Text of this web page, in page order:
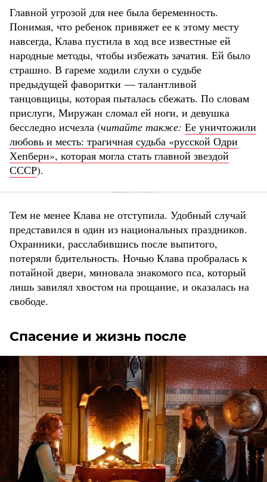
Главной угрозой для нее была беременность.
Понимая, что ребенок привяжет ее к этому месту
навсегда, Клава пустила в ход все известные ей
народные методы, чтобы избежать зачатия. Ей было
страшно. В гареме ходили слухи о судьбе
предыдущей фаворитки — талантливой
танцовщицы, которая пыталась сбежать. По словам
прислуги, Миружан сломал ей ноги, и девушка
бесследно исчезла (читайте также: Ее уничтожили
любовь и месть: трагичная судьба «русской Одри
Хепберн», которая могла стать главной звездой
СССР).
Тем не менее Клава не отступила. Удобный случай
представился в один из национальных праздников.
Охранники, расслабившись после выпитого,
потеряли бдительность. Ночью Клава пробралась к
потайной двери, миновала знакомого пса, который
лишь завилял хвостом на прощание, и оказалась на
свободе.
Спасение и жизнь после